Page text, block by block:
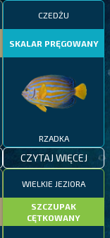
CZEDŻU
SKALAR PRĘGOWANY
RZADKA
CZYTAJ WIĘCEJ
WIELKIE JEZIORA
SZCZUPAK
CĘTKOWANY